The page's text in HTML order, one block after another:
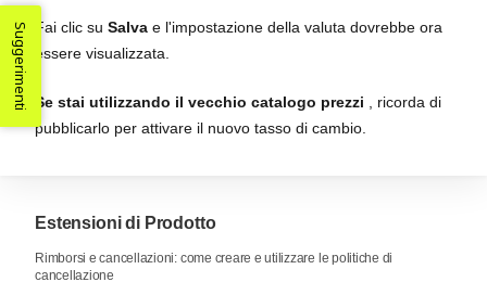
Fai clic su Salva e l'impostazione della valuta dovrebbe ora
essere visualizzata.
Se stai utilizzando il vecchio catalogo prezzi , ricorda di
pubblicarlo per attivare il nuovo tasso di cambio.
Estensioni di Prodotto
Rimborsi e cancellazioni: come creare e utilizzare le politiche di
cancellazione
Suggerimenti